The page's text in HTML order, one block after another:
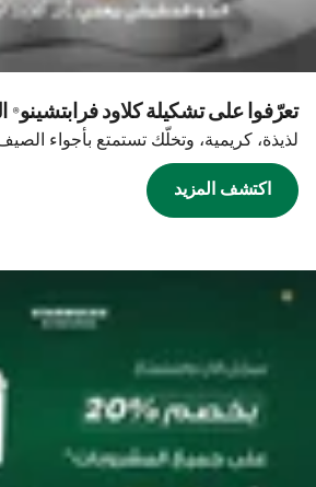
تعرّفوا على تشكيلة كلاود فرابتشينو®
لذيذة، كريمية، وتخلّك تستمتع بأجواء
اكتشف المزيد